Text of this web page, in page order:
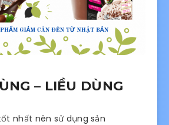
– LIỀU DÙNG
nhất nên sử dụng sản